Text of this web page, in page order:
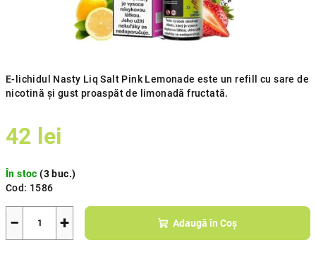
E-lichidul Nasty Liq Salt Pink Lemonade este un refill cu sare de
nicotină și gust proaspăt de limonadă fructată.
42 lei
preţ:
În stoc(3 buc.)
Cod: 1586
+
− Adaugă în Coş